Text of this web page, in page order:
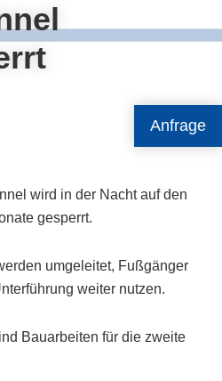
Anfrage
wird in der Nacht auf den
gesperrt.
umgeleitet, Fußgänger
weiter nutzen.
Bauarbeiten für die zweite